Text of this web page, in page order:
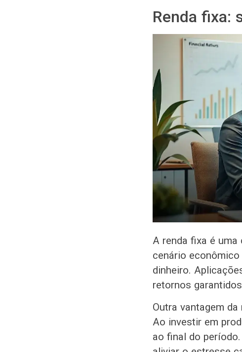
Renda fixa:
A renda fixa é
cenário
dinheiro.
retornos
Outra vantagem
Ao investir em
ao final do